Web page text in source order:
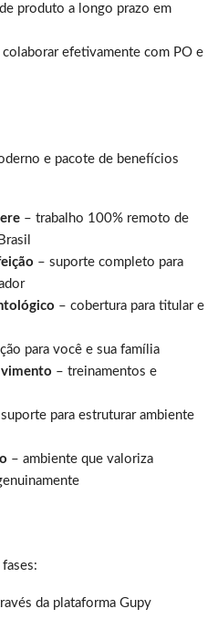
produto a longo prazo em
colaborar efetivamente com PO e
e pacote de benefícios
– trabalho 100% remoto de
– suporte completo para
– cobertura para titular e
para você e sua família
– treinamentos e
para estruturar ambiente
– ambiente que valoriza
da plataforma Gupy